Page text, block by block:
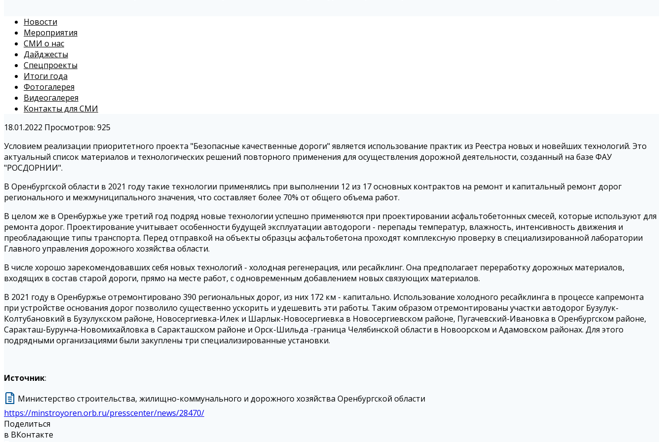
Новости
Мероприятия
СМИ о нас
Дайджесты
Спецпроекты
Итоги года
Фотогалерея
Видеогалерея
Контакты для СМИ
18.01.2022 Просмотров: 925
Условием реализации приоритетного проекта "Безопасные качественные дороги" является использование практик из Реестра новых и новейших технологий. Это
актуальный список материалов и технологических решений повторного применения для осуществления дорожной деятельности, созданный на базе ФАУ
"РОСДОРНИИ".
В Оренбургской области в 2021 году такие технологии применялись при выполнении 12 из 17 основных контрактов на ремонт и капитальный ремонт дорог
регионального и межмуниципального значения, что составляет более 70% от общего объема работ.
В целом же в Оренбуржье уже третий год подряд новые технологии успешно применяются при проектировании асфальтобетонных смесей, которые используют для
ремонта дорог. Проектирование учитывает особенности будущей эксплуатации автодороги - перепады температур, влажность, интенсивность движения и
преобладающие типы транспорта. Перед отправкой на объекты образцы асфальтобетона проходят комплексную проверку в специализированной лаборатории
Главного управления дорожного хозяйства области.
В числе хорошо зарекомендовавших себя новых технологий - холодная регенерация, или ресайклинг. Она предполагает переработку дорожных материалов,
входящих в состав старой дороги, прямо на месте работ, с одновременным добавлением новых связующих материалов.
В 2021 году в Оренбуржье отремонтировано 390 региональных дорог, из них 172 км - капитально. Использование холодного ресайклинга в процессе капремонта
при устройстве основания дорог позволило существенно ускорить и удешевить эти работы. Таким образом отремонтированы участки автодорог Бузулук-
Колтубановкий в Бузулукском районе, Новосергиевка-Илек и Шарлык-Новосергиевка в Новосергиевском районе, Пугачевский-Ивановка в Оренбургском районе,
Саракташ-Бурунча-Новомихайловка в Саракташском районе и Орск-Шильда -граница Челябинской области в Новоорском и Адамовском районах. Для этого
подрядными организациями были закуплены три специализированные установки.
Источник:
Министерство строительства, жилищно-коммунального и дорожного хозяйства Оренбургской области
https://minstroyoren.orb.ru/presscenter/news/28470/
Поделиться
в ВКонтакте